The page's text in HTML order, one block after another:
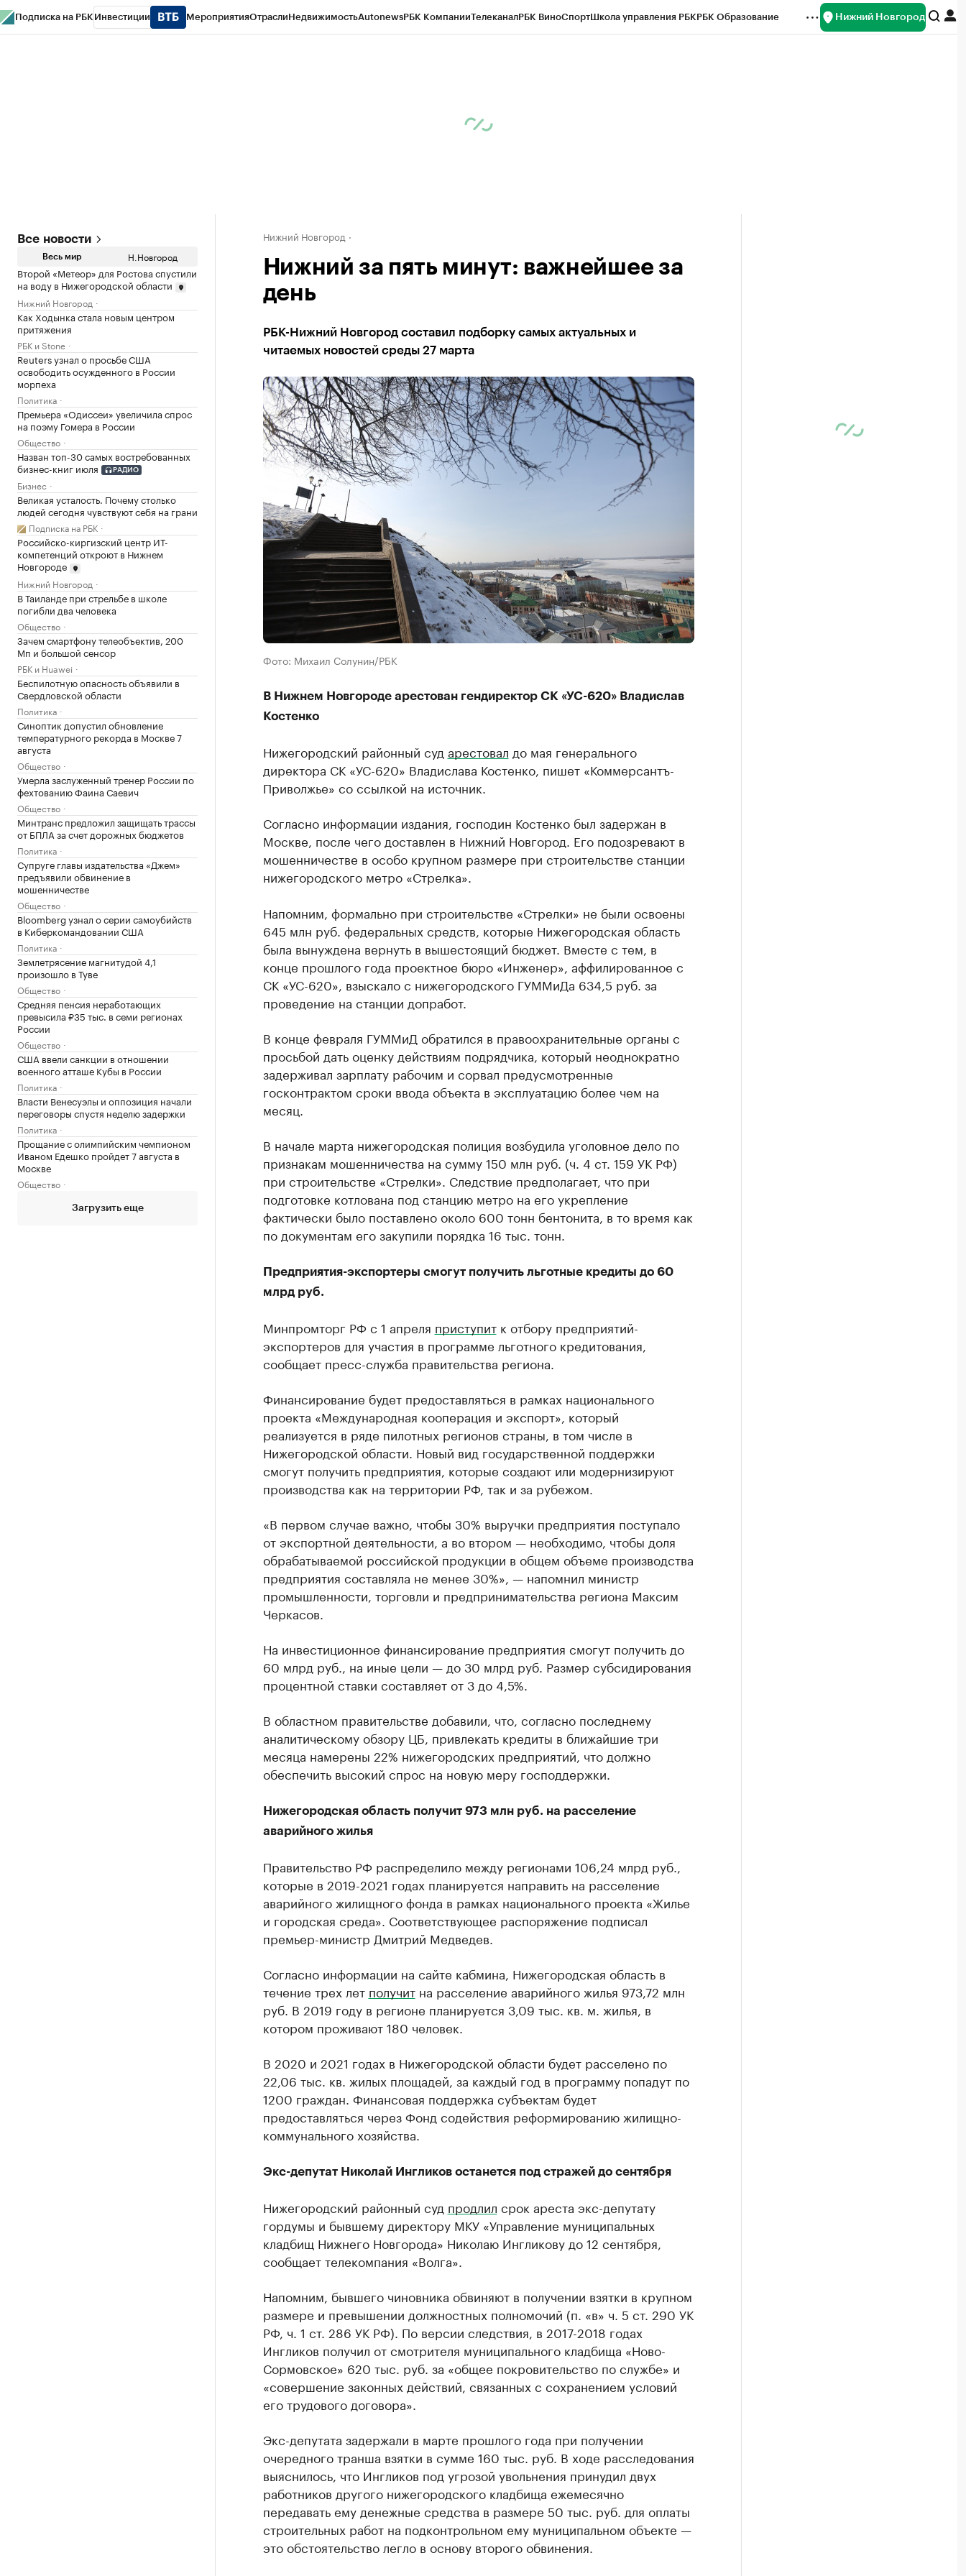
Подписка на РБК Инвестиции МероприятияОтраслиНедвижимостьAutonewsРБК КомпанииТелеканалРБК ВиноСпортШкола управления РБКРБК Образование Нижний Новгород
Все новости
Весь мир Н.Новгород
Второй «Метеор» для Ростова спустили
на воду в Нижегородской области
Нижний Новгород
Как Ходынка стала новым центром
притяжения
РБК и Stone
Reuters узнал о просьбе США
освободить осужденного в России
морпеха
Политика
Премьера «Одиссеи» увеличила спрос
на поэму Гомера в России
Общество
Назван топ-30 самых востребованных
бизнес-книг июля
РАДИО
Бизнес
Великая усталость. Почему столько
людей сегодня чувствуют себя на грани
Подписка на РБК
Российско-киргизский центр ИТ-
компетенций откроют в Нижнем
Новгороде
Нижний Новгород
В Таиланде при стрельбе в школе
погибли два человека
Общество
Зачем смартфону телеобъектив, 200
Мп и большой сенсор
РБК и Huawei
Беспилотную опасность объявили в
Свердловской области
Политика
Синоптик допустил обновление
температурного рекорда в Москве 7
августа
Общество
Умерла заслуженный тренер России по
фехтованию Фаина Саевич
Общество
Минтранс предложил защищать трассы
от БПЛА за счет дорожных бюджетов
Политика
Супруге главы издательства «Джем»
предъявили обвинение в
мошенничестве
Общество
Bloomberg узнал о серии самоубийств
в Киберкомандовании США
Политика
Землетрясение магнитудой 4,1
произошло в Туве
Общество
Средняя пенсия неработающих
превысила ₽35 тыс. в семи регионах
России
Общество
США ввели санкции в отношении
военного атташе Кубы в России
Политика
Власти Венесуэлы и оппозиция начали
переговоры спустя неделю задержки
Политика
Прощание с олимпийским чемпионом
Иваном Едешко пройдет 7 августа в
Москве
Общество
Загрузить еще
Нижний Новгород
Нижний за пять минут: важнейшее за
день
РБК-Нижний Новгород составил подборку самых актуальных и
читаемых новостей среды 27 марта
Фото: Михаил Солунин/РБК
В Нижнем Новгороде арестован гендиректор СК «УС-620» Владислав
Костенко
Нижегородский районный суд арестовал до мая ​генерального
директора СК «УС-620» Владислава Костенко, пишет ​«Коммерсантъ-
Приволжье» со ссылкой на источник.
Согласно информации издания, господин Костенко был задержан в
Москве, после чего доставлен в Нижний Новгород. Его подозревают в
мошенничестве в особо крупном размере при строительстве станции
нижегородского метро «Стрелка».​
Напомним, формально при строительстве «Стрелки» не были освоены
645 млн руб. федеральных средств, которые Нижегородская область
была вынуждена вернуть в вышестоящий бюджет. Вместе с тем, в
конце прошлого года проектное бюро «Инженер», аффилированное с
СК «УС-620», взыскало с нижегородского ГУММиДа 634,5 руб. за
проведение на станции допработ.
В конце февраля ГУММиД обратился в правоохранительные органы с
просьбой дать оценку действиям подрядчика, который неоднократно
задерживал зарплату рабочим и сорвал предусмотренные
госконтрактом сроки ввода объекта в эксплуатацию более чем на
месяц.
В начале марта нижегородская полиция возбудила уголовное дело по
признакам мошенничества на сумму 150 млн руб. (ч. 4 ст. 159 УК РФ)
при строительстве «Стрелки». Следствие предполагает, что при
подготовке котлована под станцию метро на его укрепление
фактически было поставлено около 600 тонн бентонита, в то время как
по документам его закупили порядка 16 тыс. тонн.
Предприятия-экспортеры смогут получить льготные кредиты до 60
млрд руб.
Минпромторг РФ с 1 апреля приступитк отбору предприятий-
экспортеров для участия в программе льготного кредитования,
сообщает пресс-служба правительства региона.
Финансирование будет предоставляться в рамках национального
проекта «Международная кооперация и экспорт», который
реализуется в ряде пилотных регионов страны, в том числе в
Нижегородской области. Новый вид государственной поддержки
смогут получить предприятия, которые создают или модернизируют
производства как на территории РФ, так и за рубежом.
«В первом случае важно, чтобы 30% выручки предприятия поступало
от экспортной деятельности, а во втором — необходимо, чтобы доля
обрабатываемой российской продукции в общем объеме производства
предприятия составляла не менее 30%», — напомнил министр
промышленности, торговли и предпринимательства региона Максим
Черкасов.
На инвестиционное финансирование предприятия смогут получить до
60 млрд руб., на иные цели — до 30 млрд руб. Размер субсидирования
процентной ставки составляет от 3 до 4,5%.
В областном правительстве добавили, что, согласно последнему
аналитическому обзору ЦБ, привлекать кредиты в ближайшие три
месяца намерены 22% нижегородских предприятий, что должно
обеспечить высокий спрос на новую меру господдержки.
Нижегородская область получит 973 млн руб. на расселение
аварийного жилья
Правительство РФ распределило между регионами 106,24 млрд руб.,
которые в 2019-2021 годах планируется направить на расселение
аварийного жилищного фонда в рамках национального проекта «Жилье
и городская среда». Соответствующее распоряжение подписал
премьер-министр Дмитрий Медведев.
Согласно информации на сайте кабмина, Нижегородская область в
течение трех лет получитна расселение аварийного жилья 973,72 млн
руб. В 2019 году в регионе планируется 3,09 тыс. кв. м. жилья, в
котором проживают 180 человек.
В 2020 и 2021 годах в Нижегородской области будет расселено по
22,06 тыс. кв. жилых площадей, за каждый год в программу попадут по
1200 граждан. Финансовая поддержка субъектам будет
предоставляться через Фонд содействия реформированию жилищно-
коммунального хозяйства.
Экс-депутат Николай Ингликов останется под стражей до сентября
Нижегородский районный суд продлил срок ареста экс-депутату
гордумы и ​бывшему директору МКУ «Управление муниципальных
кладбищ Нижнего Новгорода» Николаю Ингликову до 12 сентября,
сообщает телекомпания «Волга».
Напомним, бывшего чиновника обвиняют в получении взятки в крупном
размере и превышении должностных полномочий (п. «в» ч. 5 ст. 290 УК
РФ, ч. 1 ст. 286 УК РФ). По версии следствия, в 2017-2018 годах
Ингликов получил от смотрителя муниципального кладбища «Ново-
Сормовское» 620 тыс. руб. за «общее покровительство по службе» и
«совершение законных действий, связанных с сохранением условий
его трудового договора».
Экс-депутата задержали в марте прошлого года при получении
очередного транша взятки в сумме 160 тыс. руб. В ходе расследования
выяснилось, что Ингликов под угрозой увольнения принудил двух
работников другого нижегородского кладбища ежемесячно
передавать ему денежные средства в размере 50 тыс. руб. для оплаты
строительных работ на подконтрольном ему муниципальном объекте —
это обстоятельство легло в основу второго обвинения.